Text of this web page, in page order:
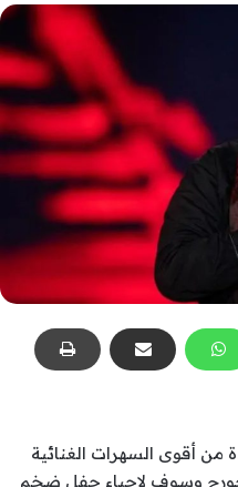
أقوى السهرات الغنائية
وسوف لإحياء حفل ضخم